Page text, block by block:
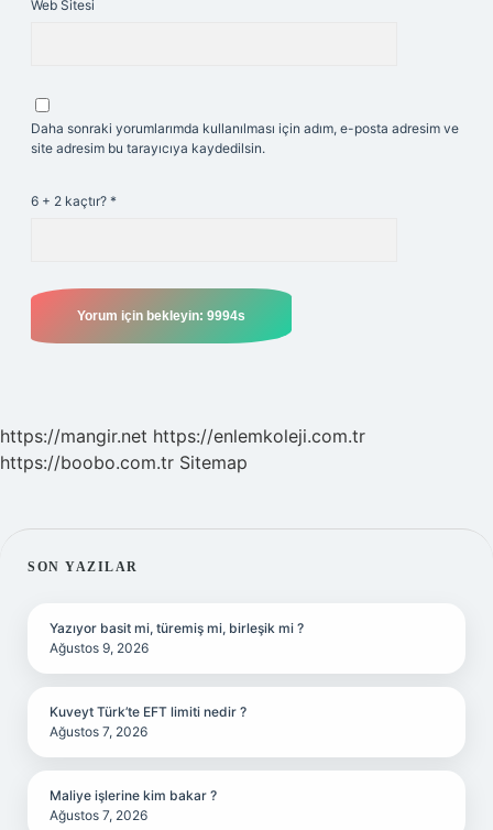
Web Sitesi
Daha sonraki yorumlarımda kullanılması için adım, e-posta adresim ve
site adresim bu tarayıcıya kaydedilsin.
6 + 2 kaçtır? *
https://mangir.net https://enlemkoleji.com.tr
https://boobo.com.tr Sitemap
SIDEBAR
SON YAZILAR
Yazıyor basit mi, türemiş mi, birleşik mi ?
Ağustos 9, 2026
Kuveyt Türk’te EFT limiti nedir ?
Ağustos 7, 2026
Maliye işlerine kim bakar ?
Ağustos 7, 2026